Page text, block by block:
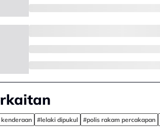
#lelaki dipukul #polis rakam percakapan